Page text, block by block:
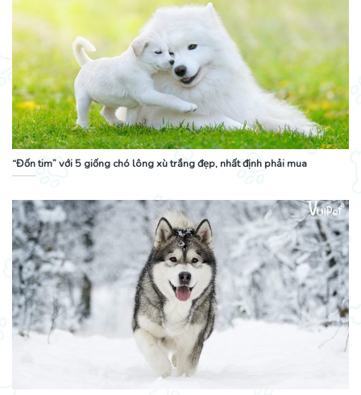
“Đốn tim” với 5 giống chó lông xù trắng đẹp, nhất định phải mua